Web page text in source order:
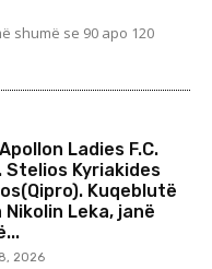
shumë se 90 apo 120
Ladies F.C.
Stelios Kyriakides
Kuqeblutë
Leka, janë
2026